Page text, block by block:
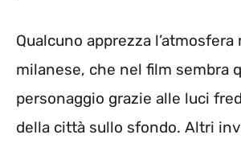
Qualcuno apprezza
milanese, che nel film sembra
personaggio grazie alle luci
della città sullo sfondo. Altri